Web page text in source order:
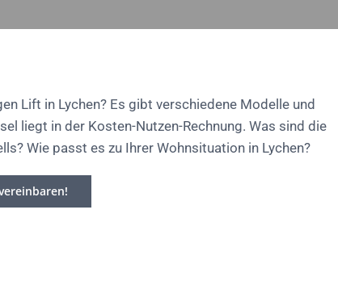
Lift in Lychen? Es gibt verschiedene Modelle und
liegt in der Kosten-Nutzen-Rechnung. Was sind die
Wie passt es zu Ihrer Wohnsituation in Lychen?